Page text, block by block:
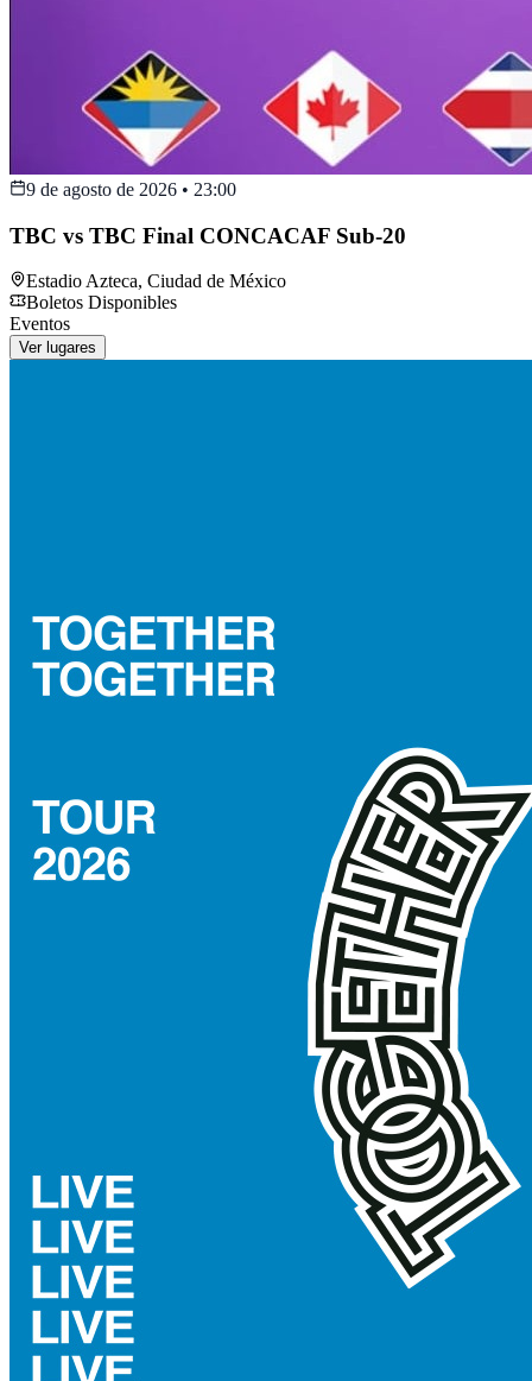
9 de agosto de 2026 • 23:00
TBC vs TBC Final CONCACAF Sub-20
Estadio Azteca, Ciudad de México
Boletos Disponibles
Eventos
Ver lugares